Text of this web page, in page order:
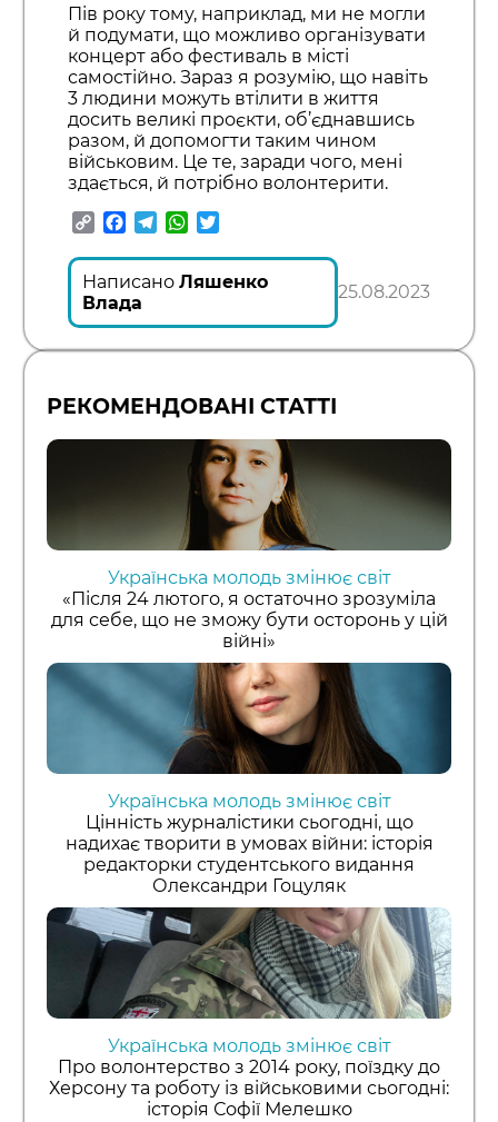
Пів року тому, наприклад, ми не могли
й подумати, що можливо організувати
концерт або фестиваль в місті
самостійно. Зараз я розумію, що навіть
3 людини можуть втілити в життя
досить великі проєкти, об’єднавшись
разом, й допомогти таким чином
військовим. Це те, заради чого, мені
здається, й потрібно волонтерити.
CopyFacebook
TelegramWhatsApp
Написано Ляшенко
Влада
25.08.2023
РЕКОМЕНДОВАНІ СТАТТІ
Українська молодь змінює світ
«Після 24 лютого, я остаточно зрозуміла
для себе, що не зможу бути осторонь у цій
війні»
Українська молодь змінює світ
Цінність журналістики сьогодні, що
надихає творити в умовах війни: історія
редакторки студентського видання
Олександри Гоцуляк
Українська молодь змінює світ
Про волонтерство з 2014 року, поїздку до
Херсону та роботу із військовими сьогодні:
історія Софії Мелешко